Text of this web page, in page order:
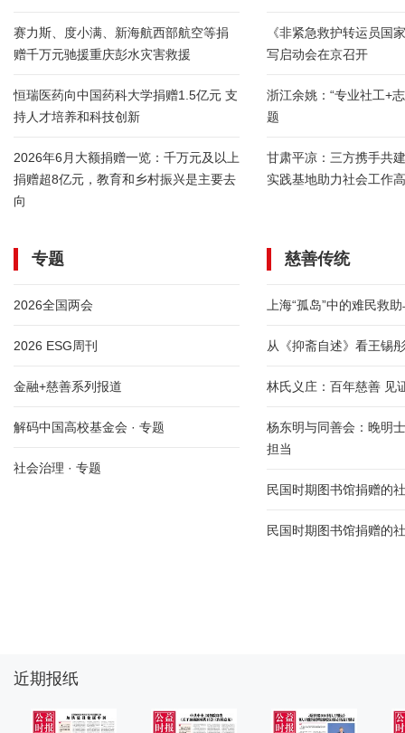
赛力斯、度小满、新海航西部航空等捐
赠千万元驰援重庆彭水灾害救援
恒瑞医药向中国药科大学捐赠1.5亿元 支
持人才培养和科技创新
2026年6月大额捐赠一览：千万元及以上
捐赠超8亿元，教育和乡村振兴是主要去
向
《非紧急救护转运员国
写启动会在京召开
浙江余姚：“专业社工+
题
甘肃平凉：三方携手共
实践基地助力社会工作
专题
2026全国两会
2026 ESG周刊
金融+慈善系列报道
解码中国高校基金会 · 专题
社会治理 · 专题
慈善传统
上海“孤岛”中的难民救
从《抑斋自述》看王锡
林氏义庄：百年慈善 见
杨东明与同善会：晚明
担当
民国时期图书馆捐赠的
民国时期图书馆捐赠的
近期报纸